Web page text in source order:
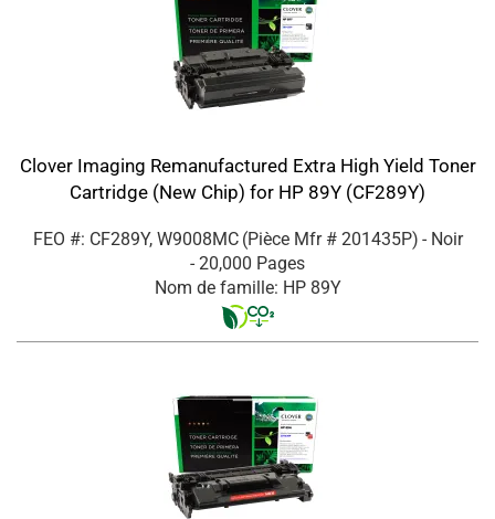
Clover Imaging Remanufactured Extra High Yield Toner
Cartridge (New Chip) for HP 89Y (CF289Y)
FEO #: CF289Y, W9008MC (Pièce Mfr # 201435P) - Noir
- 20,000 Pages
Nom de famille: HP 89Y